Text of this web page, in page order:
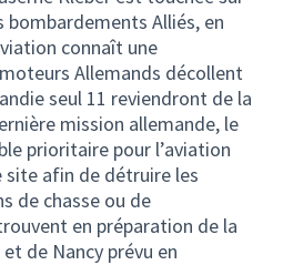
bombardements Alliés, en
connaît une
Allemands décollent
seul 11 reviendront de la
mission allemande, le
prioritaire pour l’aviation
site afin de détruire les
de chasse ou de
en préparation de la
de Nancy prévu en